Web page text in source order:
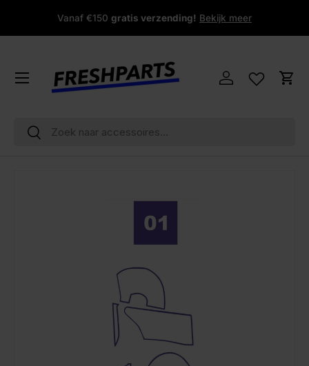
Ga naar inhoud
Vanaf €150 gratis verzending! Bekijk meer
Zoeken
Zoeken
Inloggen